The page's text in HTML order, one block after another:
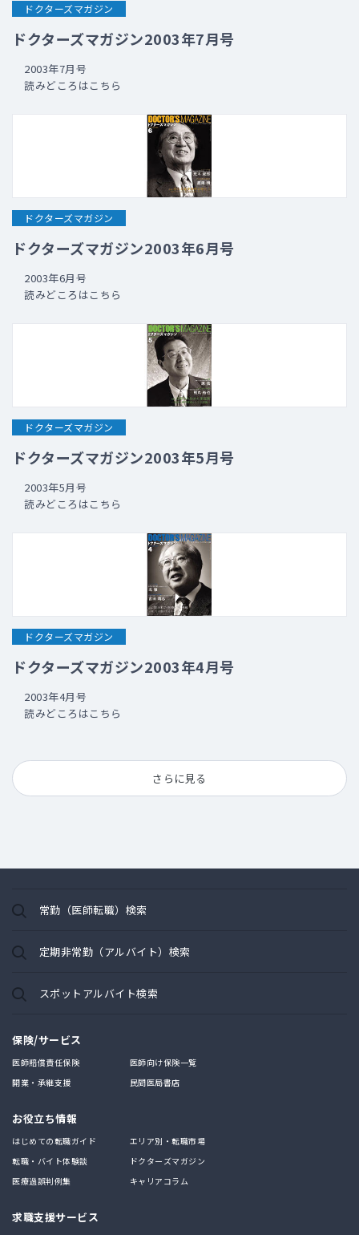
ドクターズマガジン
ドクターズマガジン2003年7月号
2003年7月号
読みどころはこちら
ドクターズマガジン
ドクターズマガジン2003年6月号
2003年6月号
読みどころはこちら
ドクターズマガジン
ドクターズマガジン2003年5月号
2003年5月号
読みどころはこちら
ドクターズマガジン
ドクターズマガジン2003年4月号
2003年4月号
読みどころはこちら
さらに見る
常勤（医師転職）検索
定期非常勤（アルバイト）検索
スポットアルバイト検索
保険/サービス
医師賠償責任保険
医師向け保険一覧
開業・承継支援
民間医局書店
お役立ち情報
はじめての転職ガイド
エリア別・転職市場
転職・バイト体験談
ドクターズマガジン
医療過誤判例集
キャリアコラム
求職支援サービス